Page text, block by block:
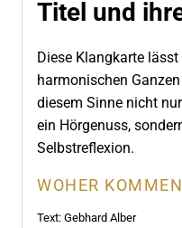
Titel und
Diese Klangkarte
harmonischen
diesem Sinne nicht nur
ein Hörgenuss,
Selbstreflexion.
WOHER
Text: Gebhard Alber